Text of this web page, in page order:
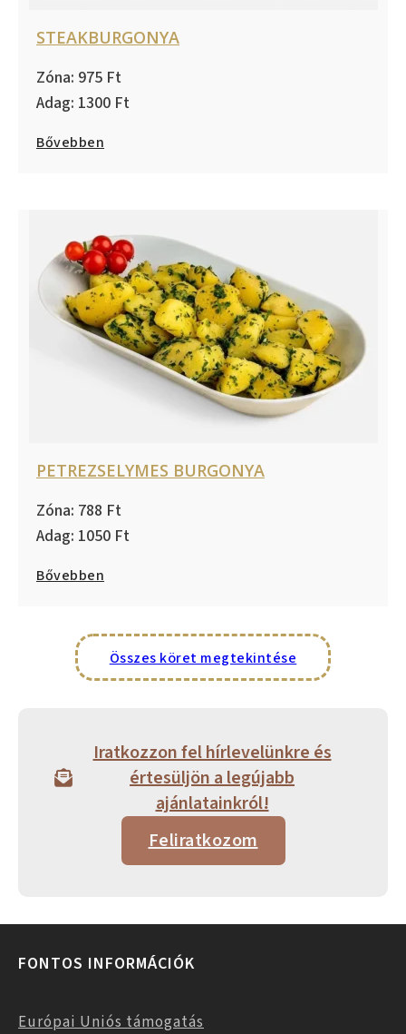
STEAKBURGONYA
975
1300
Bővebben
PETREZSELYMES BURGONYA
788
1050
Bővebben
Összes köret megtekintése
Iratkozzon fel hírlevelünkre és
értesüljön a legújabb
ajánlatainkról!
Feliratkozom
FONTOS INFORMÁCIÓK
Európai Uniós támogatás